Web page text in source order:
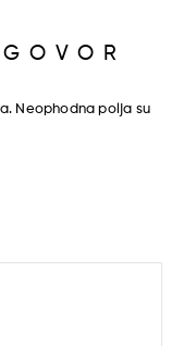
Neophodna polja su